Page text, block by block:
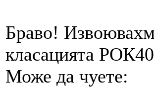
Браво!
класацията
Може да чуете: